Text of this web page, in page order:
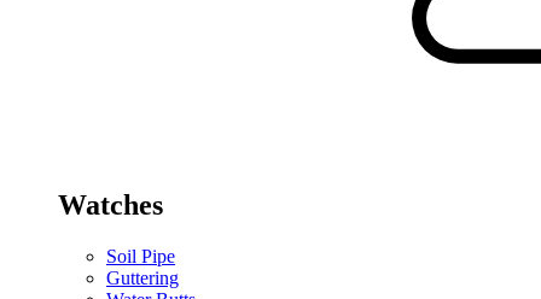
Watches
Soil Pipe
Guttering